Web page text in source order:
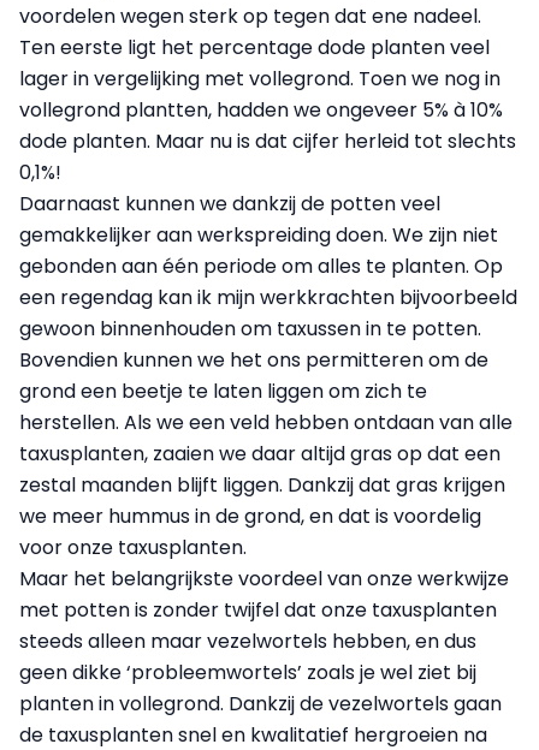
voordelen wegen sterk op tegen dat ene nadeel.
Ten eerste ligt het percentage dode planten veel
lager in vergelijking met vollegrond. Toen we nog in
vollegrond plantten, hadden we ongeveer 5% à 10%
dode planten. Maar nu is dat cijfer herleid tot slechts
0,1%!
Daarnaast kunnen we dankzij de potten veel
gemakkelijker aan werkspreiding doen. We zijn niet
gebonden aan één periode om alles te planten. Op
een regendag kan ik mijn werkkrachten bijvoorbeeld
gewoon binnenhouden om taxussen in te potten.
Bovendien kunnen we het ons permitteren om de
grond een beetje te laten liggen om zich te
herstellen. Als we een veld hebben ontdaan van alle
taxusplanten, zaaien we daar altijd gras op dat een
zestal maanden blijft liggen. Dankzij dat gras krijgen
we meer hummus in de grond, en dat is voordelig
voor onze taxusplanten.
Maar het belangrijkste voordeel van onze werkwijze
met potten is zonder twijfel dat onze taxusplanten
steeds alleen maar vezelwortels hebben, en dus
geen dikke ‘probleemwortels’ zoals je wel ziet bij
planten in vollegrond. Dankzij de vezelwortels gaan
de taxusplanten snel en kwalitatief hergroeien na